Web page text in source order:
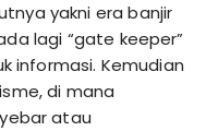
yakni era banjir
lagi “gate keeper”
informasi. Kemudian
di mana
atau